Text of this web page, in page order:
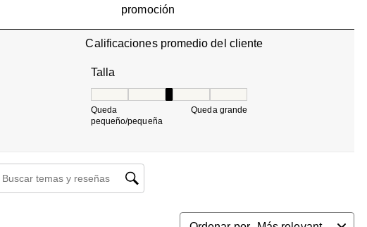
promoción
Calificaciones promedio del cliente
Talla
Queda
pequeño/pequeña
Queda grande
Región de búsqueda de temas y reseñas